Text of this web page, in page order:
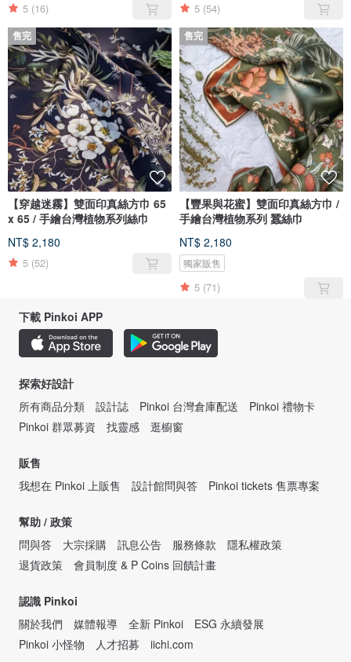
5 (16) 5 (54)
售完
【穿越迷霧】雙面印真絲方巾 65
x 65 / 手繪台灣植物系列絲巾
NT$ 2,180
5 (52)
售完
【豐果與花蜜】雙面印真絲方巾 /
手繪台灣植物系列 蠶絲巾
NT$ 2,180
獨家販售
5 (71)
下載 Pinkoi APP
探索好設計
所有商品分類
設計誌 Pinkoi 台灣倉庫配送
Pinkoi 禮物卡
Pinkoi 群眾募資
找靈感 逛櫥窗
販售
我想在 Pinkoi 上販售
設計館問與答 Pinkoi tickets 售票專案
幫助 / 政策
問與答
大宗採購 訊息公告 服務條款
隱私權政策
退貨政策
會員制度 & P Coins 回饋計畫
認識 Pinkoi
關於我們
媒體報導 全新 Pinkoi
ESG 永續發展
Pinkoi 小怪物
人才招募 iichi.com